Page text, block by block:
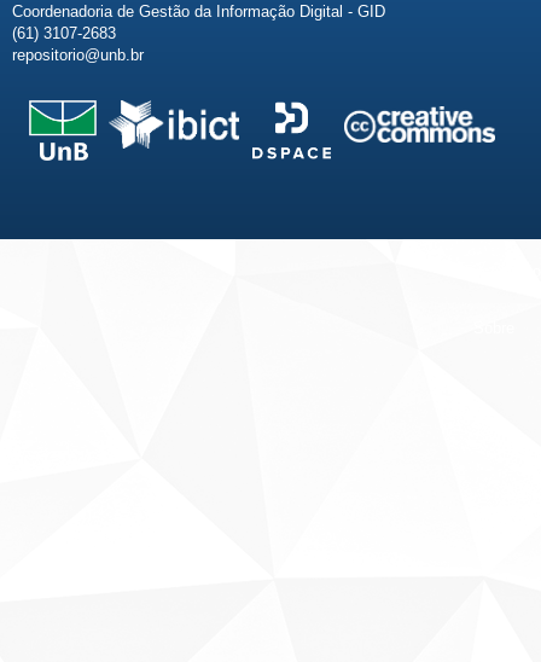
Coordenadoria de Gestão da Informação Digital - GID
(61) 3107-2683
repositorio@unb.br